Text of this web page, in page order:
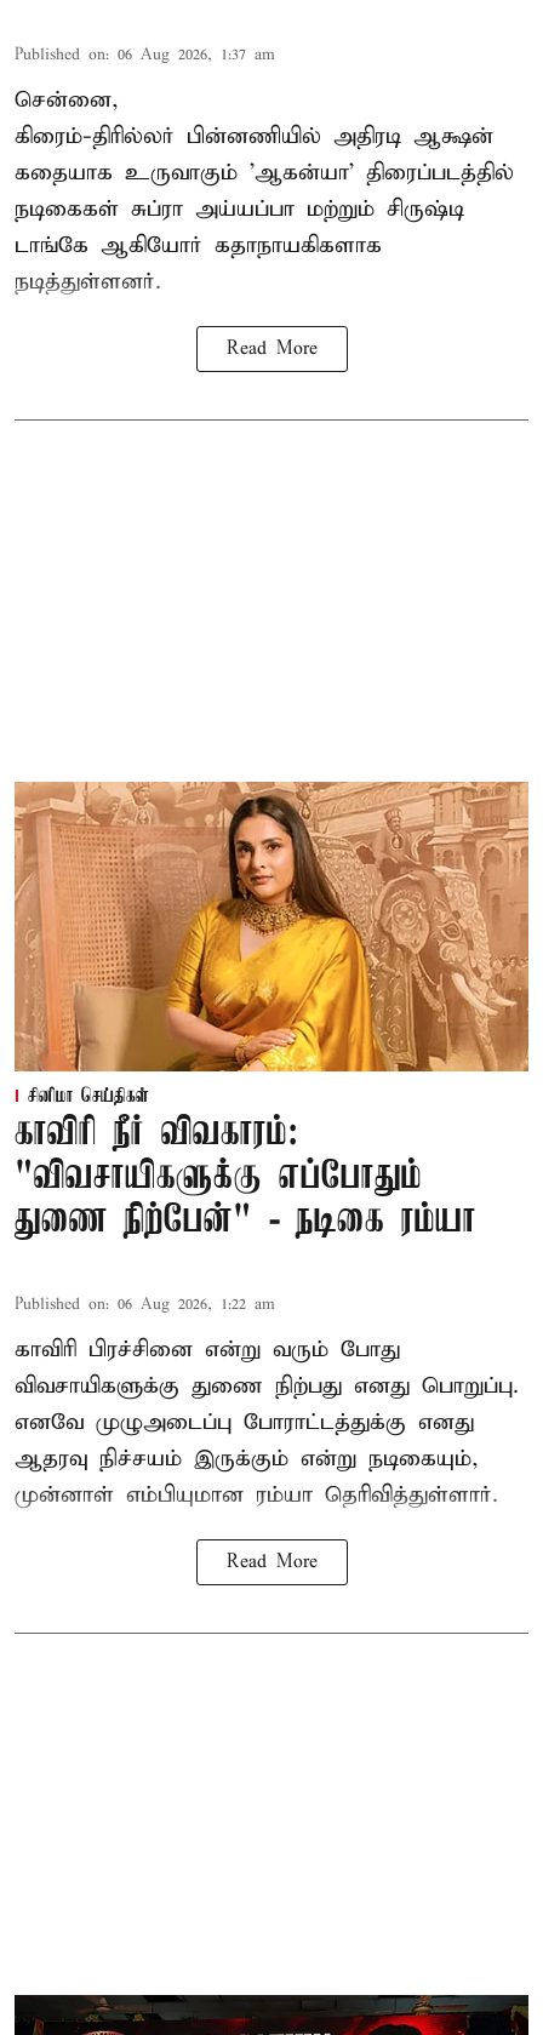
Published on: 06 Aug 2026, 1:37 am
சென்னை,
கிரைம்-திரில்லர் பின்னணியில் அதிரடி ஆக்ஷன்
கதையாக உருவாகும் 'ஆகன்யா' திரைப்படத்தில்
நடிகைகள் சுப்ரா அய்யப்பா மற்றும் சிருஷ்டி
டாங்கே ஆகியோர் கதாநாயகிகளாக
நடித்துள்ளனர்.
Read More
சினிமா செய்திகள்
காவிரி நீர் விவகாரம்:
"விவசாயிகளுக்கு எப்போதும்
துணை நிற்பேன்" - நடிகை ரம்யா
Published on: 06 Aug 2026, 1:22 am
காவிரி பிரச்சினை என்று வரும் போது
விவசாயிகளுக்கு துணை நிற்பது எனது பொறுப்பு.
எனவே முழுஅடைப்பு போராட்டத்துக்கு எனது
ஆதரவு நிச்சயம் இருக்கும் என்று நடிகையும்,
முன்னாள் எம்பியுமான ரம்யா தெரிவித்துள்ளார்.
Read More